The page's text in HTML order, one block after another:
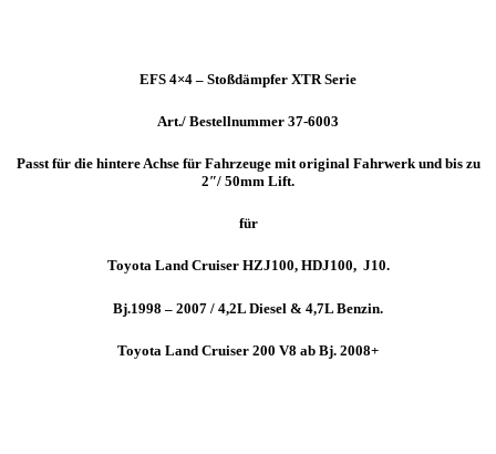
EFS 4×4 – Stoßdämpfer XTR Serie
Art./ Bestellnummer 37-6003
Passt für die hintere Achse für Fahrzeuge mit original Fahrwerk und bis zu
2″/ 50mm Lift.
für
Toyota Land Cruiser HZJ100, HDJ100, J10.
Bj.1998 – 2007 / 4,2L Diesel & 4,7L Benzin.
Toyota Land Cruiser 200 V8 ab Bj. 2008+